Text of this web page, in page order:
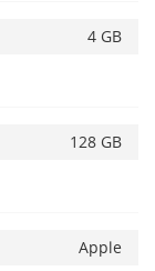
4 GB
128 GB
Apple